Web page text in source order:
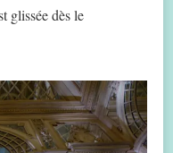
glissée dès le